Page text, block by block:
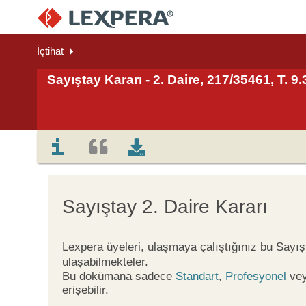
İçtihat
Sayıştay Kararı - 2. Daire, 217/35461, T.
Sayıştay 2. Daire Kararı
Lexpera üyeleri, ulaşmaya çalıştığınız bu
ulaşabilmekteler.
Bu dokümana sadece Standart, Profesyonel
erişebilir.